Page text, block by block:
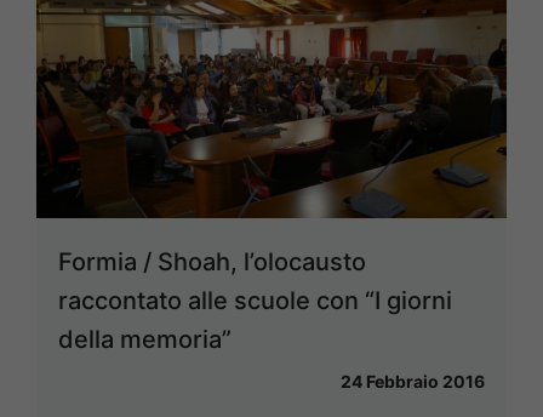
Formia / Shoah, l’olocausto
raccontato alle scuole con “I giorni
della memoria”
24 Febbraio 2016